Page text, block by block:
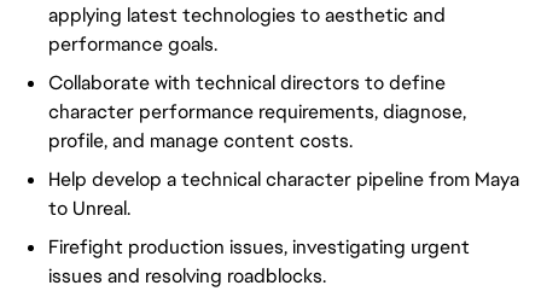
applying latest technologies to aesthetic and
performance goals.
Collaborate with technical directors to define
character performance requirements, diagnose,
profile, and manage content costs.
Help develop a technical character pipeline from Maya
to Unreal.
Firefight production issues, investigating urgent
issues and resolving roadblocks.